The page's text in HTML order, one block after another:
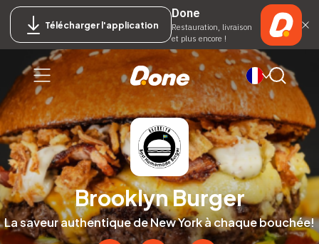
Télécharger l'application
Done
Restauration, livraison
et plus encore !
Brooklyn Burger
La saveur authentique de New York à chaque bouchée!